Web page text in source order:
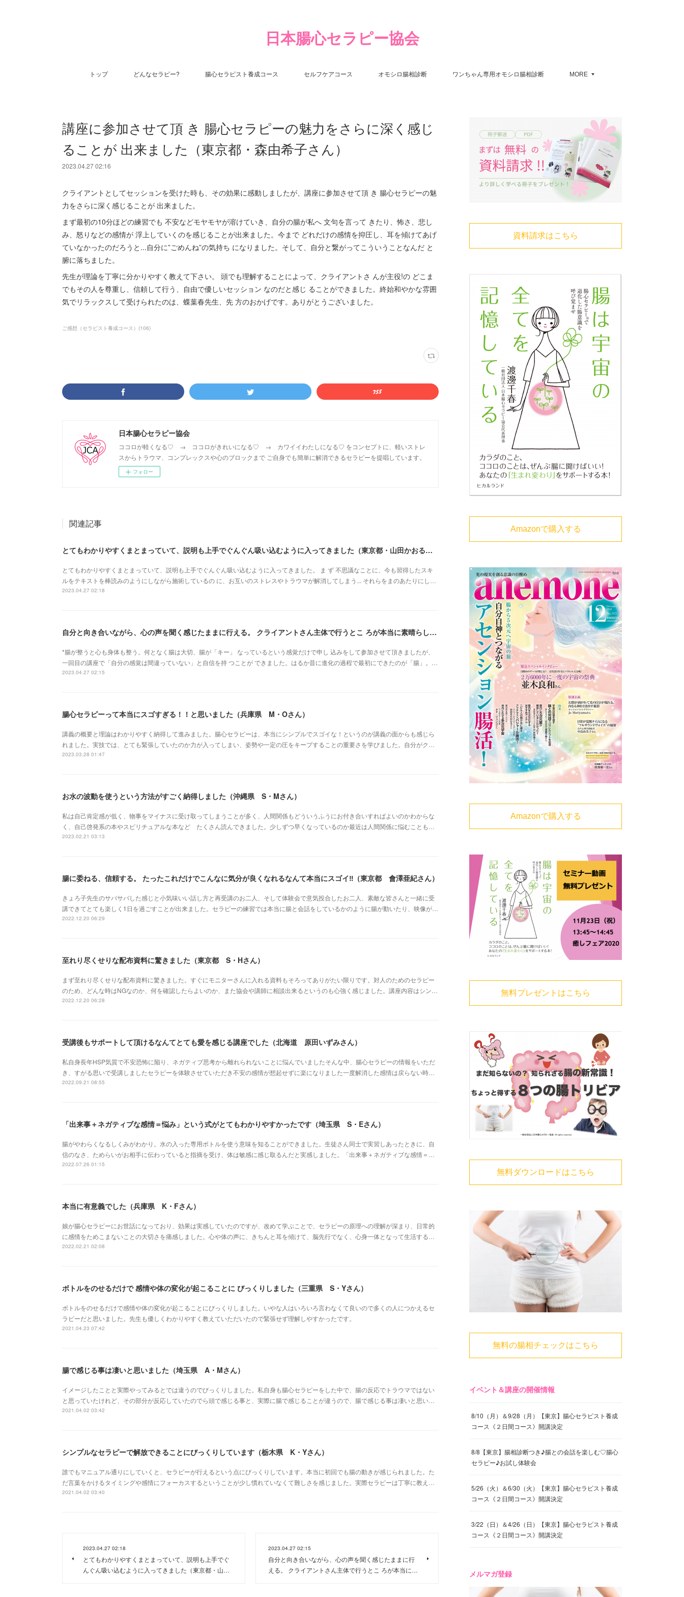
日本腸心セラピー協会
トップ どんなセラピー? 腸心セラピスト養成コース セルフケアコース オモシロ腸相診断 ワンちゃん専用オモシロ腸相診断 MORE
講座に参加させて頂 き 腸心セラピーの魅力をさらに深く感じ
ることが 出来ました（東京都・森由希子さん）
2023.04.27 02:16
クライアントとしてセッションを受けた時も、その効果に感動しましたが、講座に参加させて頂 き 腸心セラピーの魅
力をさらに深く感じることが 出来ました。
まず最初の10分ほどの練習でも 不安などモヤモヤが溶けていき、自分の腸が私へ 文句を言って きたり、怖さ、悲し
み、怒りなどの感情が 浮上していくのを感じることが出来ました。今まで どれだけの感情を抑圧し、耳を傾けてあげ
ていなかったのだろうと...自分に”ごめんね”の気持ち になりました。そして、自分と繋がってこういうことなんだ と
腑に落ちました。
先生が理論を丁寧に分かりやすく教えて下さい。 頭でも理解することによって、クライアントさ んが主役!の どこま
でもその人を尊重し、信頼して行う、自由で優しいセッション なのだと感じ ることができました。終始和やかな雰囲
気でリラックスして受けられたのは、蝶葉春先生、先 方のおかげです。ありがとうございました。
ご感想（セラピスト養成コース） (106)
日本腸心セラピー協会
ココロが軽くなる♡ → ココロがきれいになる♡ → カワイイわたしになる♡ をコンセプトに、軽いストレ
スからトラウマ、コンプレックスや心のブロックまで ご自身でも簡単に解消できるセラピーを提唱しています。
フォロー
関連記事
とてもわかりやすくまとまっていて、説明も上手でぐんぐん吸い込むように入ってきました（東京都・山田かおるさん）
とてもわかりやすくまとまっていて、説明も上手でぐんぐん吸い込むように入ってきました。 ま ず 不思議なことに、今も習得したスキ
ルをテキストを棒読みのようにしながら施術しているの に、お互いのストレスやトラウマが解消してしまう... それらをまのあたりにし…
2023.04.27 02:18
自分と向き合いながら、心の声を聞く感じたままに行える。 クライアントさん主体で行うとこ ろが本当に素晴らしいです（新潟県・佐藤よしみさん）
*腸が整うと心も身体も整う。何となく腸は大切、腸が「キー」 なっているという感覚だけで申し 込みをして参加させて頂きましたが、
一回目の講座で「自分の感覚は間違っていない」と自信を持 つことが できました。はるか昔に進化の過程で最初にできたのが「腸」。…
2023.04.27 02:15
腸心セラピーって本当にスゴすぎる！！と思いました（兵庫県 M・Oさん）
講義の概要と理論はわかりやすく納得して進みました。腸心セラピーは、本当にシンプルでスゴイな！というのが講義の面からも感じら
れました。実技では、とても緊張していたのか力が入ってしまい、姿勢や一定の圧をキープすることの重要さを学びました。自分がク…
2023.03.28 01:47
お水の波動を使うという方法がすごく納得しました（沖縄県 S・Mさん）
私は自己肯定感が低く、物事をマイナスに受け取ってしまうことが多く、人間関係もどういうふうにお付き合いすればよいのかわからな
く、自己啓発系の本やスピリチュアルな本など たくさん読んできました。少しずつ早くなっているのか最近は人間関係に悩むことも…
2023.02.21 03:13
腸に委ねる、信頼する。 たったこれだけでこんなに気分が良くなれるなんて本当にスゴイ‼︎（東京都 會澤亜紀さん）
きょろ子先生のサバサバした感じと小気味いい話し方と再受講のお二人、そして体験会で意気投合したお二人、素敵な皆さんと一緒に受
講できてとても楽しく1日を過ごすことが出来ました。セラピーの練習では本当に腸と会話をしているかのように腸が動いたり、映像が…
2022.12.20 06:29
至れり尽くせりな配布資料に驚きました（東京都 S・Hさん）
まず至れり尽くせりな配布資料に驚きました。すぐにモニターさんに入れる資料もそろってありがたい限りです。対人のためのセラピー
のため、どんな時はNGなのか、何を確認したらよいのか、また協会や講師に相談出来るというのも心強く感じました。講座内容はシン…
2022.12.20 06:28
受講後もサポートして頂けるなんてとても愛を感じる講座でした（北海道 原田いずみさん）
私自身長年HSP気質で不安恐怖に陥り、ネガティブ思考から離れられないことに悩んでいましたそんな中、腸心セラピーの情報をいただ
き、すがる思いで受講しましたセラピーを体験させていただき不安の感情が想起せずに楽になりました一度解消した感情は戻らない時…
2022.09.21 08:55
「出来事＋ネガティブな感情＝悩み」という式がとてもわかりやすかったです（埼玉県 S・Eさん）
腸がやわらくなるしくみがわかり。水の入った専用ボトルを使う意味を知ることができました。生徒さん同士で実習しあったときに、自
信のなさ、ためらいがお相手に伝わっていると指摘を受け、体は敏感に感じ取るんだと実感しました。「出来事＋ネガティブな感情＝…
2022.07.26 01:15
本当に有意義でした（兵庫県 K・Fさん）
娘が腸心セラピーにお世話になっており、効果は実感していたのですが、改めて学ぶことで、セラピーの原理への理解が深まり、日常的
に感情をためこまないことの大切さを痛感しました。心や体の声に、きちんと耳を傾けて、脳先行でなく、心身一体となって生活する…
2022.02.21 02:08
ボトルをのせるだけで 感情や体の変化が起こることに びっくりしました（三重県 S・Yさん）
ボトルをのせるだけで感情や体の変化が起こることにびっくりしました。いやな人はいろいろ言わなくて良いので多くの人につかえるセ
ラピーだと思いました。先生も優しくわかりやすく教えていただいたので緊張せず理解しやすかったです。
2021.04.23 07:42
腸で感じる事は凄いと思いました（埼玉県 A・Mさん）
イメージしたことと実際やってみるとでは違うのでびっくりしました。私自身も腸心セラピーをした中で、腸の反応でトラウマではない
と思っていたけれど、その部分が反応していたのでら頭で感じる事と、実際に腸で感じることが違うので、腸で感じる事は凄いと思い…
2021.04.02 03:42
シンプルなセラピーで解放できることにびっくりしています（栃木県 K・Yさん）
誰でもマニュアル通りにしていくと、セラピーが行えるという点にびっくりしています。本当に初回でも腸の動きが感じられました。た
だ言葉をかけるタイミングや感情にフォーカスするということが少し慣れていなくて難しさを感じました。実際セラピーは丁寧に教え…
2021.04.02 03:40
2023.04.27 02:18
とてもわかりやすくまとまっていて、説明も上手でぐ
んぐん吸い込むように入ってきました（東京都・山…
2023.04.27 02:15
自分と向き合いながら、心の声を聞く感じたままに行
える。 クライアントさん主体で行うとこ ろが本当に…
資料請求はこちら
Amazonで購入する
Amazonで購入する
無料プレゼントはこちら
無料ダウンロードはこちら
無料の腸相チェックはこちら
イベント＆講座の開催情報
8/10（月）＆9/28（月）【東京】腸心セラピスト養成
コース《２日間コース》開講決定
8/8【東京】腸相診断つき♪腸との会話を楽しむ♡腸心
セラピー♪お試し体験会
5/26（火）＆6/30（火）【東京】腸心セラピスト養成
コース《２日間コース》開講決定
3/22（日）＆4/26（日）【東京】腸心セラピスト養成
コース《２日間コース》開講決定
メルマガ登録